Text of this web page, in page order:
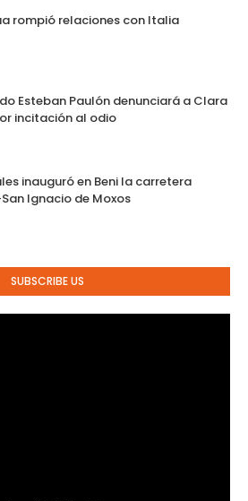
rompió relaciones con Italia
Esteban Paulón denunciará a Clara
incitación al odio
inauguró en Beni la carretera
Ignacio de Moxos
SUBSCRIBE US